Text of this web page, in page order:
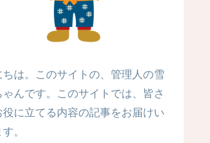
ちは。このサイトの、管理人の雪
ゃんです。このサイトでは、皆さ
役に立てる内容の記事をお届けい
。